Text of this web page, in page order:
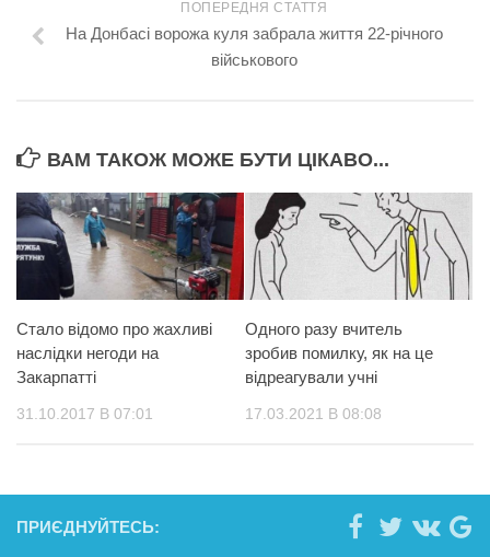
ПОПЕРЕДНЯ СТАТТЯ
На Донбасі ворожа куля забрала життя 22-річного
військового
ВАМ ТАКОЖ МОЖЕ БУТИ ЦІКАВО...
Стало відомо про жахливі
наслідки негоди на
Закарпатті
31.10.2017 В 07:01
Одного разу вчитель
зробив помилку, як на це
відреагували учні
17.03.2021 В 08:08
ПРИЄДНУЙТЕСЬ: